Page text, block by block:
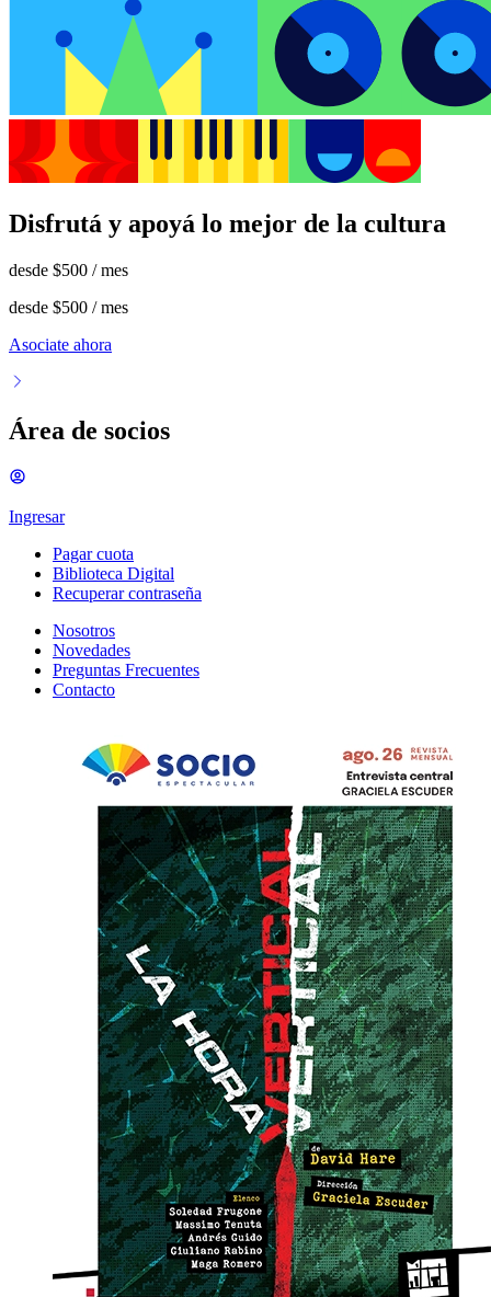
Disfrutá y apoyá lo mejor de la cultura
desde $500 / mes
desde $500 / mes
Asociate ahora
Área de socios
Ingresar
Pagar cuota
Biblioteca Digital
Recuperar contraseña
Nosotros
Novedades
Preguntas Frecuentes
Contacto